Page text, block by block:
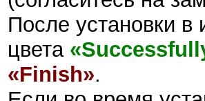
После установки в
цвета
«Finish».